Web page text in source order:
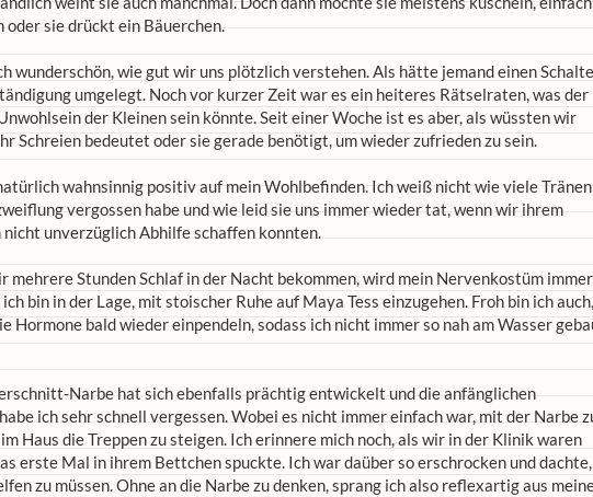
oder sie drückt ein Bäuerchen.
wunderschön, wie gut wir uns plötzlich verstehen. Als hätte jemand einen
umgelegt. Noch vor kurzer Zeit war es ein heiteres Rätselraten, was der
der Kleinen sein könnte. Seit einer Woche ist es aber, als wüssten wir
Schreien bedeutet oder sie gerade benötigt, um wieder zufrieden zu sein.
wahnsinnig positiv auf mein Wohlbefinden. Ich weiß nicht wie viele Tränen
vergossen habe und wie leid sie uns immer wieder tat, wenn wir ihrem
nicht unverzüglich Abhilfe schaffen konnten.
mehrere Stunden Schlaf in der Nacht bekommen, wird mein Nervenkostüm immer
bin in der Lage, mit stoischer Ruhe auf Maya Tess einzugehen. Froh bin ich auch,
Hormone bald wieder einpendeln, sodass ich nicht immer so nah am Wasser
Narbe hat sich ebenfalls prächtig entwickelt und die anfänglichen
ich sehr schnell vergessen. Wobei es nicht immer einfach war, mit der Narbe
Haus die Treppen zu steigen. Ich erinnere mich noch, als wir in der Klinik waren
erste Mal in ihrem Bettchen spuckte. Ich war daüber so erschrocken und dachte,
zu müssen. Ohne an die Narbe zu denken, sprang ich also reflexartig aus